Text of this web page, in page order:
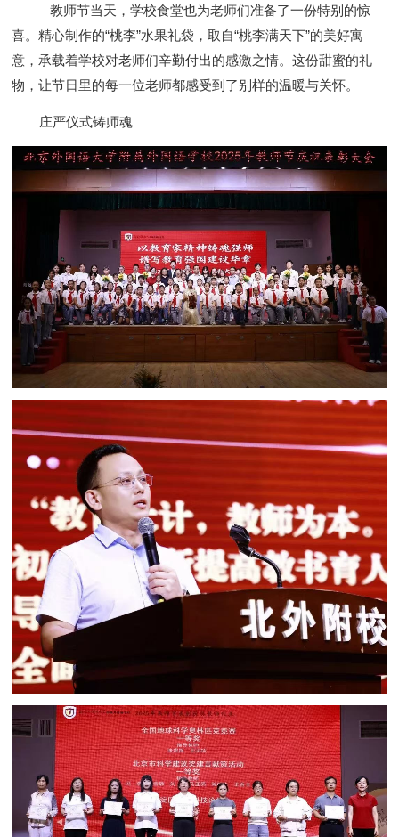
教师节当天，学校食堂也为老师们准备了一份特别的惊
喜。精心制作的“桃李”水果礼袋，取自“桃李满天下”的美好寓
意，承载着学校对老师们辛勤付出的感激之情。这份甜蜜的礼
物，让节日里的每一位老师都感受到了别样的温暖与关怀。
庄严仪式铸师魂